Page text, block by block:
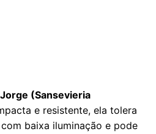
(Sansevieria
e resistente, ela tolera
baixa iluminação e pode